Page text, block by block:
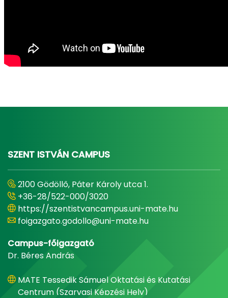
SZENT ISTVÁN CAMPUS
2100 Gödöllő, Páter Károly utca 1.
+36-28/522-000/3020
https://szentistvancampus.uni-mate.hu
foigazgato.godollo@uni-mate.hu
Campus-főigazgató
Dr. Béres András
MATE Tessedik Sámuel Oktatási és Kutatási
Centrum (Szarvasi Képzési Hely)